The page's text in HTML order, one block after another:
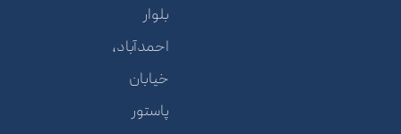
بلوار
احمدآباد،
خیابان
پاستور